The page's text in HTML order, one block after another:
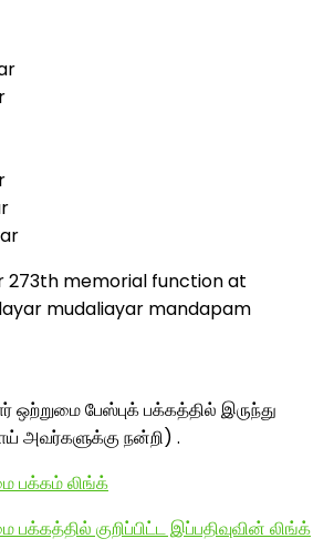
273th memorial function at
mudaliayar mandapam
ஒற்றுமை பேஸ்புக் பக்கத்தில் இருந்து
அவர்களுக்கு நன்றி) .
பக்கம் லிங்க்
குறிப்பிட்ட இப்பதிவுவின் லிங்க்